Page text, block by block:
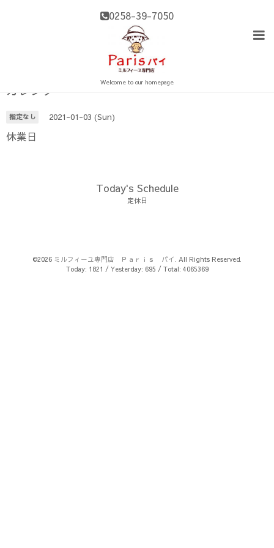
0258-39-7050
Welcome to our homepage
カレンダー
指定なし 2021-01-03 (Sun)
休業日
Today's Schedule
定休日
©2026 ミルフィーユ専門店 Ｐａｒｉｓ パイ . All Rights Reserved.
Today: 1821 / Yesterday: 695 / Total: 4065369